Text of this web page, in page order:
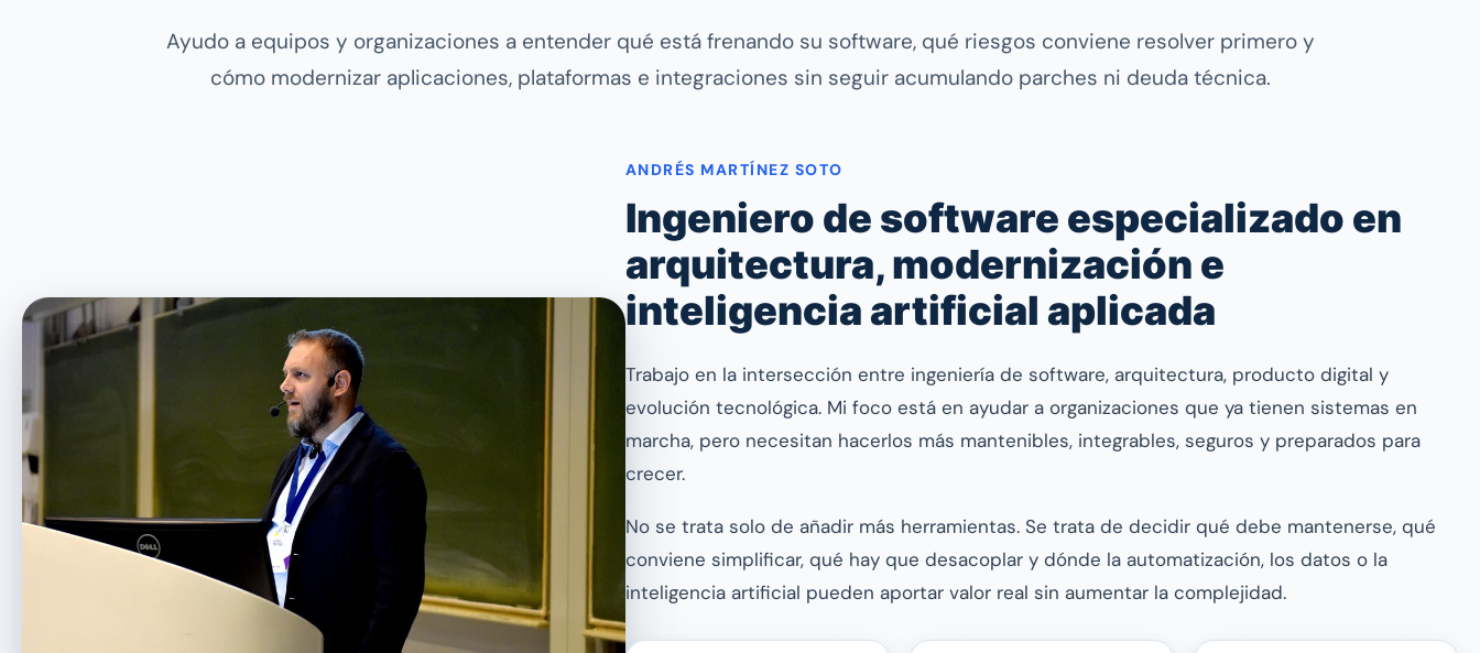
Ayudo a equipos y organizaciones a entender qué está frenando su software, qué riesgos conviene resolver primero y
cómo modernizar aplicaciones, plataformas e integraciones sin seguir acumulando parches ni deuda técnica.
ANDRÉS MARTÍNEZ SOTO
Ingeniero de software especializado en
arquitectura, modernización e
inteligencia artificial aplicada
Trabajo en la intersección entre ingeniería de software, arquitectura, producto digital y
evolución tecnológica. Mi foco está en ayudar a organizaciones que ya tienen sistemas en
marcha, pero necesitan hacerlos más mantenibles, integrables, seguros y preparados para
crecer.
No se trata solo de añadir más herramientas. Se trata de decidir qué debe mantenerse, qué
conviene simplificar, qué hay que desacoplar y dónde la automatización, los datos o la
inteligencia artificial pueden aportar valor real sin aumentar la complejidad.